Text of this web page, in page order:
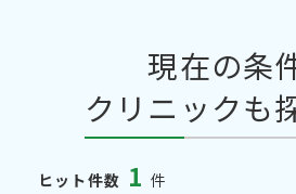
現在の条
クリニックも
ヒット件数 1 件